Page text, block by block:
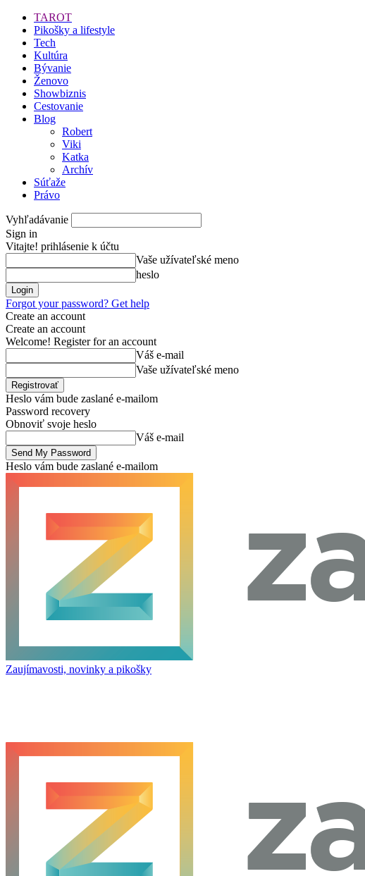
TAROT
Pikošky a lifestyle
Tech
Kultúra
Bývanie
Ženovo
Showbiznis
Cestovanie
Blog
Robert
Viki
Katka
Archív
Súťaže
Právo
Vyhľadávanie
Sign in
Vitajte! prihlásenie k účtu
Vaše užívateľské meno
heslo
Forgot your password? Get help
Create an account
Create an account
Welcome! Register for an account
Váš e-mail
Vaše užívateľské meno
Heslo vám bude zaslané e-mailom
Password recovery
Obnoviť svoje heslo
Váš e-mail
Heslo vám bude zaslané e-mailom
Zaujímavosti, novinky a pikošky